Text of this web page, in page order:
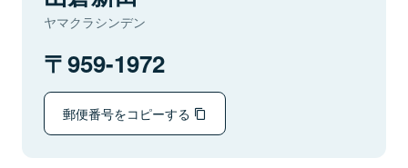
ヤマクラシンデン
959-1972
郵便番号をコピーする